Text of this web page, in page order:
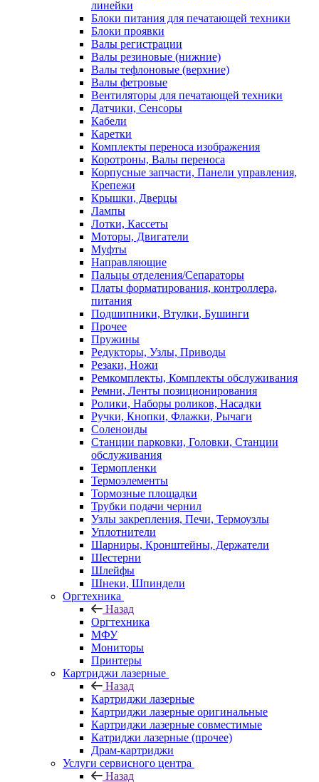
линейки
Блоки питания для печатающей техники
Блоки проявки
Валы регистрации
Валы резиновые (нижние)
Валы тефлоновые (верхние)
Валы фетровые
Вентиляторы для печатающей техники
Датчики, Сенсоры
Кабели
Каретки
Комплекты переноса изображения
Коротроны, Валы переноса
Корпусные запчасти, Панели управления,
Крепежи
Крышки, Дверцы
Лампы
Лотки, Кассеты
Моторы, Двигатели
Муфты
Направляющие
Пальцы отделения/Сепараторы
Платы форматирования, контроллера,
питания
Подшипники, Втулки, Бушинги
Прочее
Пружины
Редукторы, Узлы, Приводы
Резаки, Ножи
Ремкомплекты, Комплекты обслуживания
Ремни, Ленты позиционирования
Ролики, Наборы роликов, Насадки
Ручки, Кнопки, Флажки, Рычаги
Соленоиды
Станции парковки, Головки, Станции
обслуживания
Термопленки
Термоэлементы
Тормозные площадки
Трубки подачи чернил
Узлы закрепления, Печи, Термоузлы
Уплотнители
Шарниры, Кронштейны, Держатели
Шестерни
Шлейфы
Шнеки, Шпиндели
Оргтехника
Назад
Оргтехника
МФУ
Мониторы
Принтеры
Картриджи лазерные
Назад
Картриджи лазерные
Картриджи лазерные оригинальные
Картриджи лазерные совместимые
Катриджи лазерные (прочее)
Драм-картриджи
Услуги сервисного центра
Назад